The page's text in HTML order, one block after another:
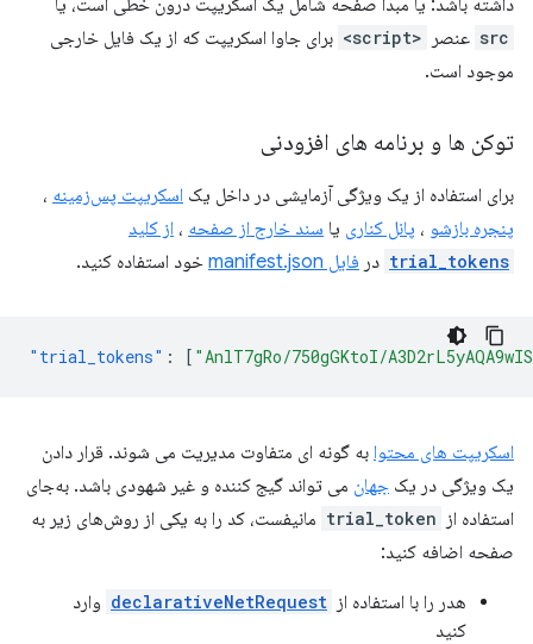
داشته باشد: یا مبدا صفحه شامل یک اسکریپت درون خطی است، یا
src عنصر <script>
برای جاوا اسکریپت که از یک فایل خارجی
موجود است.
توکن ها و برنامه های افزودنی
برای استفاده از یک ویژگی آزمایشی در داخل یک اسکریپت پس‌زمینه ،
پنجره بازشو ، پانل کناری یا سند خارج از صفحه ، از کلید
trial_tokens در فایل manifest.json خود استفاده کنید.
"trial_tokens" : [ "AnlT7gRo/750gGKtoI/
اسکریپت های محتوا به گونه ای متفاوت مدیریت می شوند. قرار دادن
یک ویژگی در یک جهان می تواند گیج کننده و غیر شهودی باشد. به‌جای
استفاده از trial_token مانیفست، کد را به یکی از روش‌های زیر به
صفحه اضافه کنید:
هدر را با استفاده از declarativeNetRequest وارد
کنید